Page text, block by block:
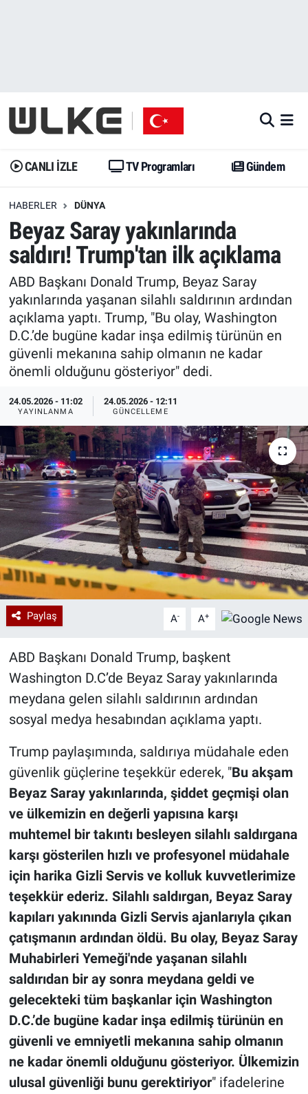
CANLI İZLE TV Programları Gündem
HABERLER DÜNYA
Beyaz Saray yakınlarında
saldırı! Trump'tan ilk açıklama
ABD Başkanı Donald Trump, Beyaz Saray
yakınlarında yaşanan silahlı saldırının ardından
açıklama yaptı. Trump, "Bu olay, Washington
D.C.’de bugüne kadar inşa edilmiş türünün en
güvenli mekanına sahip olmanın ne kadar
önemli olduğunu gösteriyor" dedi.
24.05.2026 - 11:02
YAYINLANMA
24.05.2026 - 12:11
GÜNCELLEME
Paylaş A- A+
ABD Başkanı Donald Trump, başkent
Washington D.C’de Beyaz Saray yakınlarında
meydana gelen silahlı saldırının ardından
sosyal medya hesabından açıklama yaptı.
Trump paylaşımında, saldırıya müdahale eden
güvenlik güçlerine teşekkür ederek, "Bu akşam
Beyaz Saray yakınlarında, şiddet geçmişi olan
ve ülkemizin en değerli yapısına karşı
muhtemel bir takıntı besleyen silahlı saldırgana
karşı gösterilen hızlı ve profesyonel müdahale
için harika Gizli Servis ve kolluk kuvvetlerimize
teşekkür ederiz. Silahlı saldırgan, Beyaz Saray
kapıları yakınında Gizli Servis ajanlarıyla çıkan
çatışmanın ardından öldü. Bu olay, Beyaz Saray
Muhabirleri Yemeği'nde yaşanan silahlı
saldırıdan bir ay sonra meydana geldi ve
gelecekteki tüm başkanlar için Washington
D.C.’de bugüne kadar inşa edilmiş türünün en
güvenli ve emniyetli mekanına sahip olmanın
ne kadar önemli olduğunu gösteriyor. Ülkemizin
ulusal güvenliği bunu gerektiriyor" ifadelerine
Gündem
Dünya
Erişim Bilgileri
Ekonomi
Trend
Özel Haberler
Yazarlar
Gündem
Trend
Erişim Bilgileri
Spor
Ekonomi
Dünya
Medya
Özel Haberler
Kadın
Erişim Bilgileri
Sağlık
Teknoloji
Ramazan
İstanbul Namaz Vakitleri
Trafik Durumu
Erişim Bilgileri
Tüm Manşetler
Son Dakika Haberleri
Haber Arşivi